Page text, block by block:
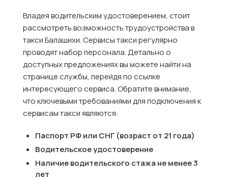
Владея водительским удостоверением, стоит
рассмотреть возможность трудоустройства в
такси Балашихи. Сервисы такси регулярно
проводят набор персонала. Детально о
доступных предложениях вы можете найти на
странице службы, перейдя по ссылке
интересующего сервиса. Обратите внимание,
что ключевыми требованиями для подключения к
сервисам такси являются:
Паспорт РФ или СНГ (возраст от 21 года)
Водительское удостоверение
Наличие водительского стажа не менее 3
лет